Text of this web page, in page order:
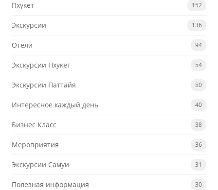
Пхукет 152
Экскурсии 136
Отели 94
Экскурсии Пхукет 54
Экскурсии Паттайя 50
Интересное каждый день 40
Бизнес Класс 38
Мероприятия 36
Экскурсии Самуи 31
Полезная информация 30